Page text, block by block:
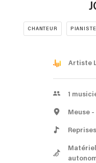
CHANTEUR PIANISTE
Artiste
1
Meuse -
Reprises